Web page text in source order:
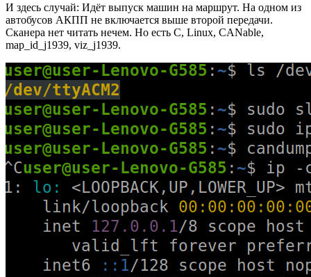
И здесь случай: Идёт выпуск машин на маршрут. На одном из
автобусов АКПП не включается выше второй передачи.
Сканера нет читать нечем. Но есть C, Linux, CANable,
map_id_j1939, viz_j1939.